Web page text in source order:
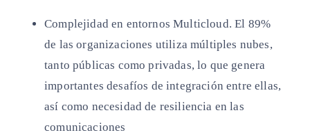
Complejidad en entornos Multicloud. El 89%
de las organizaciones utiliza múltiples nubes,
tanto públicas como privadas, lo que genera
importantes desafíos de integración entre ellas,
así como necesidad de resiliencia en las
comunicaciones